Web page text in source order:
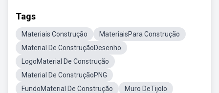
Tags
Materiais Construção
MateriaisPara Construção
Material De ConstruçãoDesenho
LogoMaterial De Construção
Material De ConstruçãoPNG
FundoMaterial De Construção
Muro DeTijolo